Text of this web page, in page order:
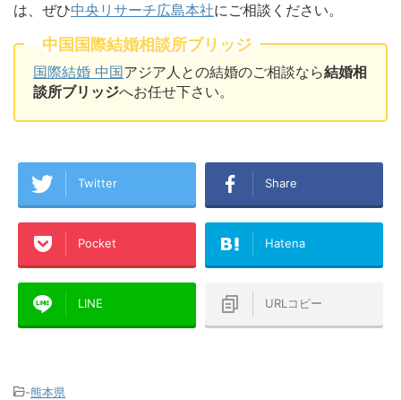
は、ぜひ中央リサーチ広島本社にご相談ください。
中国国際結婚相談所ブリッジ
国際結婚 中国アジア人との結婚のご相談なら結婚相
談所ブリッジへお任せ下さい。
Twitter Share
Pocket Hatena
LINE URLコピー
-熊本県